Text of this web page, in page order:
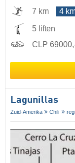
7 km
4
5 liften
CLP
Lagunillas
Zuid-Amerika Chili